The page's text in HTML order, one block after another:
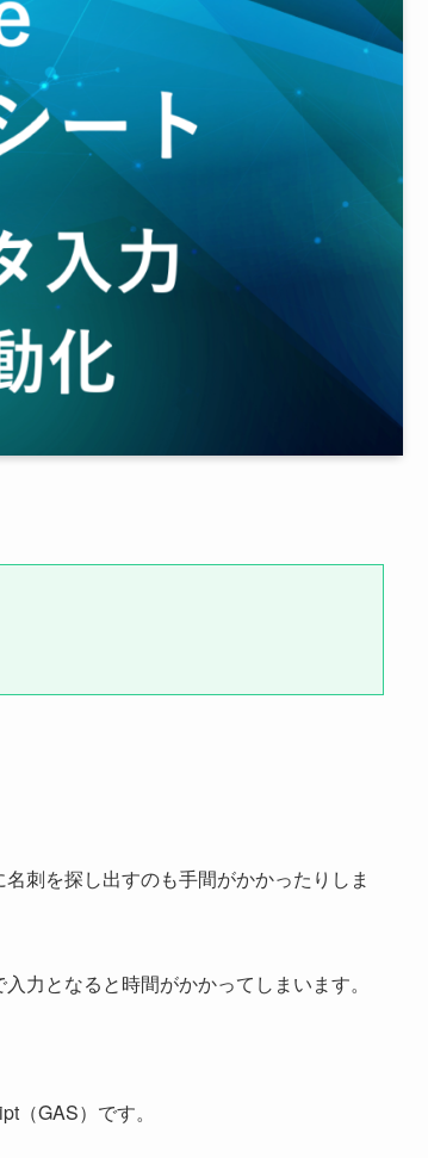
刺を探し出すのも手間がかかったりしま
力となると時間がかかってしまいます。
（GAS）です。